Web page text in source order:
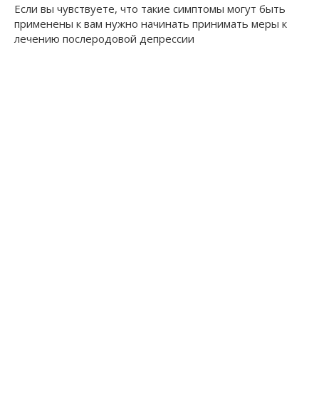
Если вы чувствуете, что такие симптомы могут быть
применены к вам нужно начинать принимать меры к
лечению послеродовой депрессии